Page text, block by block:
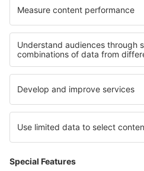
Hoteluri în Midi-Pyrenees
Hoteluri în Coasta de Azur
Hoteluri în Alpe d'Huez
Hoteluri in Manyeleti Game Reserve
Hoteluri in Parcul Național Ojcowski